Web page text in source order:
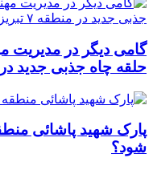
حلقه چاه جذبی جدید در منطقه ۷
شود؟